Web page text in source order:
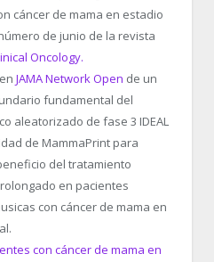
cáncer de mama en estadio
de junio de la revista
Oncology.
JAMA Network Open de un
fundamental del
aleatorizado de fase 3 IDEAL
de MammaPrint para
del tratamiento
en pacientes
con cáncer de mama en
con cáncer de mama en